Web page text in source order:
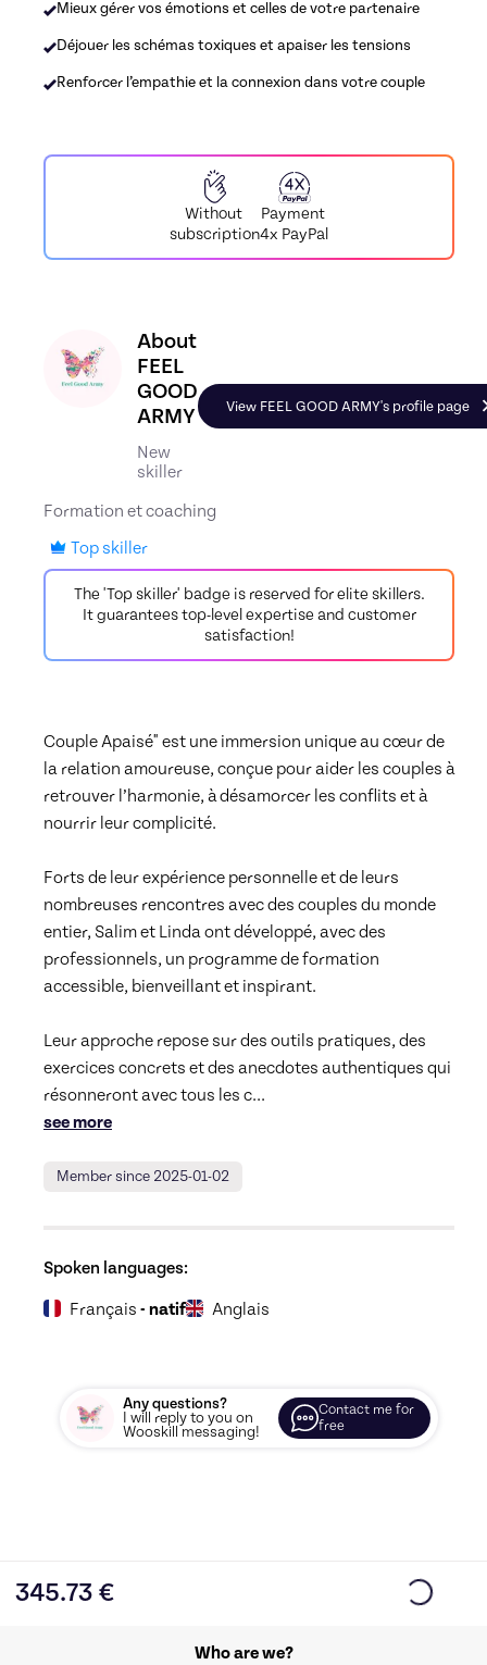
Mieux gérer vos émotions et celles de votre partenaire
Déjouer les schémas toxiques et apaiser les tensions
Renforcer l’empathie et la connexion dans votre couple
Without
subscription
Payment
4x PayPal
Discover the profile of FEEL GOOD ARMY,
About
FEEL
GOOD
ARMY
New
skiller
View FEEL GOOD ARMY's profile page
Formation et coaching
Top skiller
The 'Top skiller' badge is reserved for elite skillers.
It guarantees top-level expertise and customer
satisfaction!
Couple Apaisé" est une immersion unique au cœur de
la relation amoureuse, conçue pour aider les couples à
retrouver l’harmonie, à désamorcer les conflits et à
nourrir leur complicité.
Forts de leur expérience personnelle et de leurs
nombreuses rencontres avec des couples du monde
entier, Salim et Linda ont développé, avec des
professionnels, un programme de formation
accessible, bienveillant et inspirant.
Leur approche repose sur des outils pratiques, des
exercices concrets et des anecdotes authentiques qui
résonneront avec tous les c...
see more
Member since 2025-01-02
Spoken languages:
Français - natif Anglais
Any questions?
I will reply to you on
Wooskill messaging!
Contact me for
free
345.73 €
Who are we?